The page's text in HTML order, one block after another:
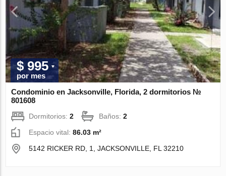
$ 995
por mes
Condominio en Jacksonville, Florida, 2 dormitorios №
801608
Dormitorios:2 Baños:2
Espacio vital:86.03 m²
5142 RICKER RD, 1, JACKSONVILLE, FL 32210